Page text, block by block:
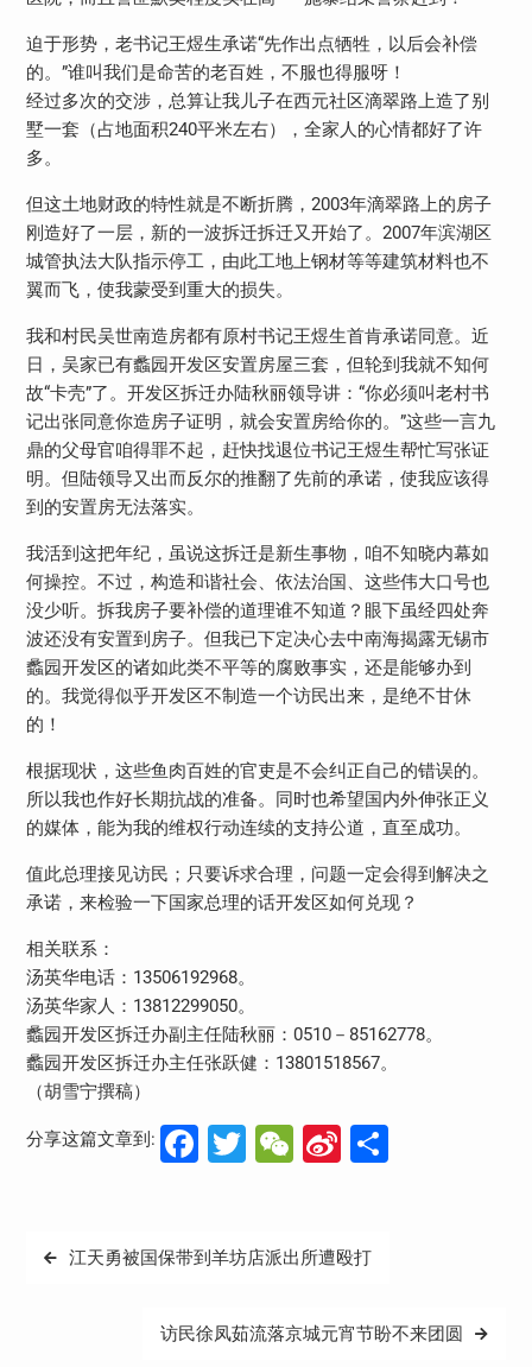
迫于形势，老书记王煜生承诺“先作出点牺牲，以后会补偿
的。”谁叫我们是命苦的老百姓，不服也得服呀！
经过多次的交涉，总算让我儿子在西元社区滴翠路上造了别
墅一套（占地面积240平米左右），全家人的心情都好了许
多。
但这土地财政的特性就是不断折腾，2003年滴翠路上的房子
刚造好了一层，新的一波拆迁拆迁又开始了。2007年滨湖区
城管执法大队指示停工，由此工地上钢材等等建筑材料也不
翼而飞，使我蒙受到重大的损失。
我和村民吴世南造房都有原村书记王煜生首肯承诺同意。近
日，吴家已有蠡园开发区安置房屋三套，但轮到我就不知何
故“卡壳”了。开发区拆迁办陆秋丽领导讲：“你必须叫老村书
记出张同意你造房子证明，就会安置房给你的。”这些一言九
鼎的父母官咱得罪不起，赶快找退位书记王煜生帮忙写张证
明。但陆领导又出而反尔的推翻了先前的承诺，使我应该得
到的安置房无法落实。
我活到这把年纪，虽说这拆迁是新生事物，咱不知晓内幕如
何操控。不过，构造和谐社会、依法治国、这些伟大口号也
没少听。拆我房子要补偿的道理谁不知道？眼下虽经四处奔
波还没有安置到房子。但我已下定决心去中南海揭露无锡市
蠡园开发区的诸如此类不平等的腐败事实，还是能够办到
的。我觉得似乎开发区不制造一个访民出来，是绝不甘休
的！
根据现状，这些鱼肉百姓的官吏是不会纠正自己的错误的。
所以我也作好长期抗战的准备。同时也希望国内外伸张正义
的媒体，能为我的维权行动连续的支持公道，直至成功。
值此总理接见访民；只要诉求合理，问题一定会得到解决之
承诺，来检验一下国家总理的话开发区如何兑现？
相关联系：
汤英华电话：13506192968。
汤英华家人：13812299050。
蠡园开发区拆迁办副主任陆秋丽：0510－85162778。
蠡园开发区拆迁办主任张跃健：13801518567。
（胡雪宁撰稿）
分享这篇文章到: Facebook
Twitter
WeChat
Sina分
文
江天勇被国保带到羊坊店派出所遭殴打
访民徐凤茹流落京城元宵节盼不来团圆